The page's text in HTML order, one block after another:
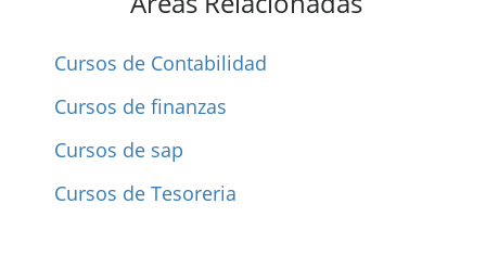
Cursos de Contabilidad
Cursos de finanzas
Cursos de sap
Cursos de Tesoreria